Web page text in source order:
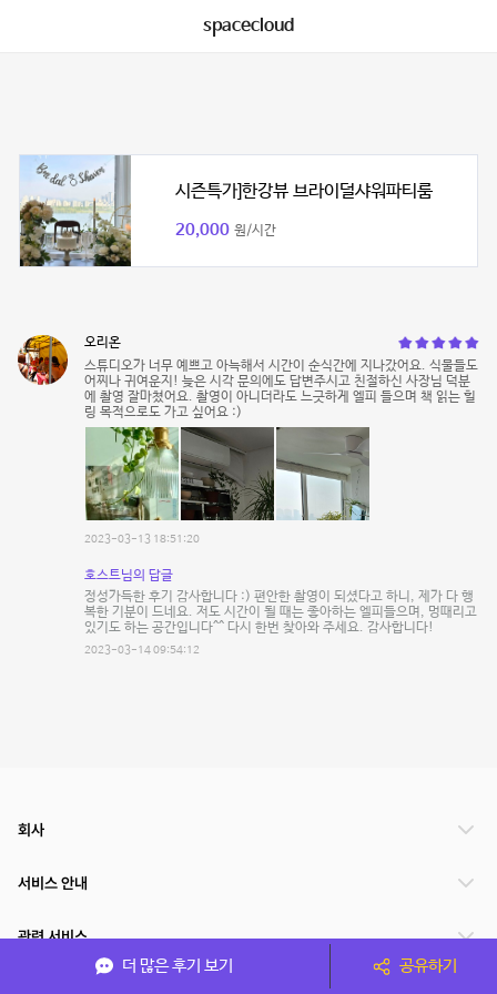
spacecloud
시즌특가]한강뷰 브라이덜샤워파티룸
20,000 원/시간
오리온
스튜디오가 너무 예쁘고 아늑해서 시간이 순식간에 지나갔어요. 식물들도
어찌나 귀여운지! 늦은 시각 문의에도 답변주시고 친절하신 사장님 덕분
에 촬영 잘마쳤어요. 촬영이 아니더라도 느긋하게 엘피 들으며 책 읽는 힐
링 목적으로도 가고 싶어요 :)
2023-03-13 18:51:20
호스트님의 답글
정성가득한 후기 감사합니다 :) 편안한 촬영이 되셨다고 하니, 제가 다 행
복한 기분이 드네요. 저도 시간이 될 때는 좋아하는 엘피들으며, 멍때리고
있기도 하는 공간입니다^^ 다시 한번 찾아와 주세요. 감사합니다!
2023-03-14 09:54:12
더 많은 후기 보기 공유하기
회사
서비스 안내
관련 서비스